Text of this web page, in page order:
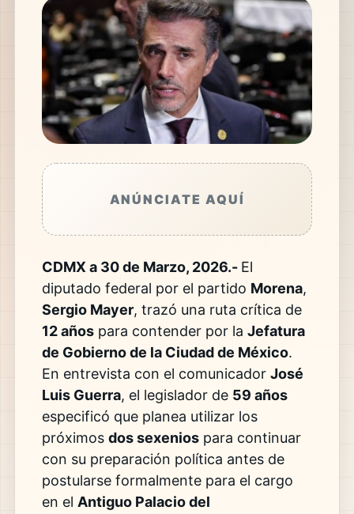
ANÚNCIATE AQUÍ
CDMX a 30 de Marzo, 2026.- El
diputado federal por el partido Morena,
Sergio Mayer, trazó una ruta crítica de
12 añospara contender por la Jefatura
de Gobierno de la Ciudad de México.
En entrevista con el comunicador José
Luis Guerra, el legislador de 59 años
especificó que planea utilizar los
próximos dos sexeniospara continuar
con su preparación política antes de
postularse formalmente para el cargo
en el Antiguo Palacio del